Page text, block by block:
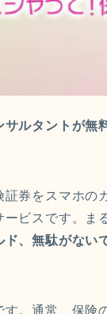
ルタントが無
券をスマホの
ビスです。ま
ド、無駄がない
す。通常、保険